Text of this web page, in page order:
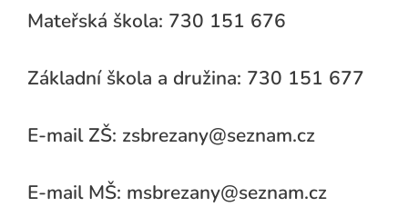
Mateřská škola: 730 151 676
Základní škola a družina: 730 151 677
E-mail ZŠ: zsbrezany@seznam.cz
E-mail MŠ: msbrezany@seznam.cz